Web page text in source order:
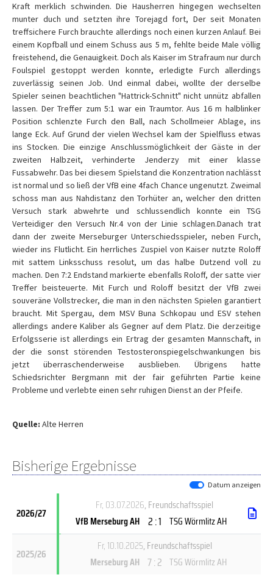
Kraft merklich schwinden. Die Hausherren hingegen wechselten
munter duch und setzten ihre Torejagd fort, Der seit Monaten
treffsichere Furch brauchte allerdings noch einen kurzen Anlauf. Bei
einem Kopfball und einem Schuss aus 5 m, fehlte beide Male völlig
freistehend, die Genauigkeit. Doch als Kaiser im Strafraum nur durch
Foulspiel gestoppt werden konnte, erledigte Furch allerdings
zuverlässig seinen Job. Und einmal dabei, wollte der derselbe
Spieler seinen beachtlichen "Hattrick-Schnitt" nicht unnütz abfallen
lassen. Der Treffer zum 5:1 war ein Traumtor. Aus 16 m halblinker
Position schlenzte Furch den Ball, nach Schollmeier Ablage, ins
lange Eck. Auf Grund der vielen Wechsel kam der Spielfluss etwas
ins Stocken. Die einzige Anschlussmöglichkeit der Gäste in der
zweiten Halbzeit, verhinderte Jenderzy mit einer klasse
Fussabwehr. Das bei diesem Spielstand die Konzentration nachlässt
ist normal und so ließ der VfB eine 4fach Chance ungenutzt. Zweimal
schoss man aus Nahdistanz den Torhüter an, welcher den dritten
Versuch stark abwehrte und schlussendlich konnte ein TSG
Verteidiger den Versuch Nr.4 von der Linie schlagen.Danach trat
dann der zweite Merseburger Unterschiedsspieler, neben Furch,
wieder ins Flutlicht. Ein herrliches Zuspiel von Kaiser nutzte Roloff
mit sattem Linksschuss resolut, um das halbe Dutzend voll zu
machen. Den 7:2 Endstand markierte ebenfalls Roloff, der satte vier
Treffer beisteuerte. Mit Furch und Roloff besitzt der VfB zwei
souveräne Vollstrecker, die man in den nächsten Spielen garantiert
braucht. Mit Spergau, dem MSV Buna Schkopau und ESV stehen
allerdings andere Kaliber als Gegner auf dem Platz. Die derzeitige
Erfolgsserie ist allerdings ein Ertrag der gesamten Mannschaft, in
der die sonst störenden Testosteronspiegelschwankungen bis
jetzt überraschenderweise ausblieben. Übrigens hatte
Schiedsrichter Bergmann mit der fair geführten Partie keine
Probleme und verlebte einen sehr ruhigen Dienst an der Pfeife.
Quelle: Alte Herren
Bisherige Ergebnisse
Datum anzeigen
2026/27
Fr, 03.07.2026, Freundschaftsspiel
VfB Merseburg AH 2 : 1 TSG Wörmlitz AH
2025/26
Fr, 10.10.2025, Freundschaftsspiel
Merseburg AH 7 : 2 TSG Wörmlitz AH